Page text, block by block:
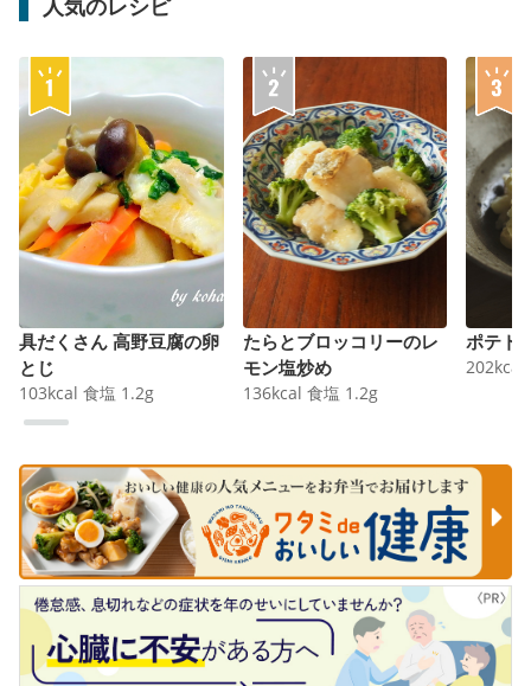
具だくさん 高野豆腐の卵
とじ
103kcal 食塩 1.2g
たらとブロッコリーのレ
モン塩炒め
136kcal 食塩 1.2g
ポテト
202kcal